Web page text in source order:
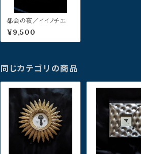
都会の夜／イイノチエ
¥9,500
同じカテゴリの商品